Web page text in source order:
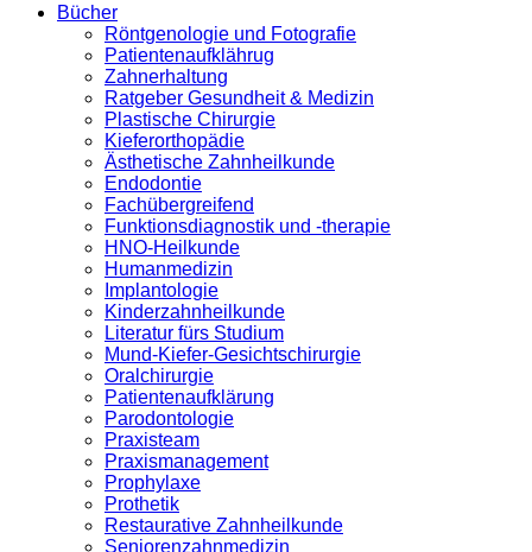
Bücher
Röntgenologie und Fotografie
Patientenaufklährug
Zahnerhaltung
Ratgeber Gesundheit & Medizin
Plastische Chirurgie
Kieferorthopädie
Ästhetische Zahnheilkunde
Endodontie
Fachübergreifend
Funktionsdiagnostik und -therapie
HNO-Heilkunde
Humanmedizin
Implantologie
Kinderzahnheilkunde
Literatur fürs Studium
Mund-Kiefer-Gesichtschirurgie
Oralchirurgie
Patientenaufklärung
Parodontologie
Praxisteam
Praxismanagement
Prophylaxe
Prothetik
Restaurative Zahnheilkunde
Seniorenzahnmedizin